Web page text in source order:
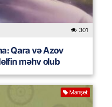
301
Qara və Azov
məhv olub
Manşet